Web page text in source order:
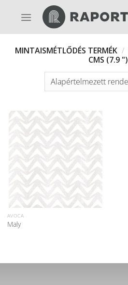
MINTAISMÉTLŐDÉS TERMÉK /
CMS (7.9 ")
AVOCA
Maly